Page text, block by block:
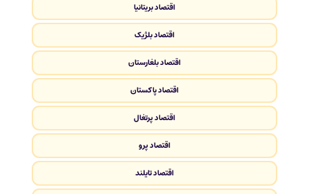
اقتصاد بریتانیا
اقتصاد بلژیک
اقتصاد بلغارستان
اقتصاد پاکستان
اقتصاد پرتغال
اقتصاد پرو
اقتصاد تایلند